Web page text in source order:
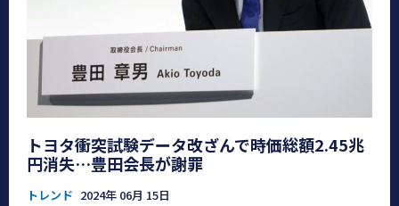
たが、ハイブリッド車の輸出のみ5.8％増加し、単
独で成長を見せた。これにより、該当車種の輸出
率が電気自動車の輸出量を上回ったといえる。一
応、2024年に大人気を集めているハイブリッドセ
ダン3種がある。 2024年型ヒュンダイ・ソナタハイ
ブリッドヒュンダイのファミリールックが新たに
は、国内外を問わず注目を浴びているモデルだ。
これまでのモデルは前面が「ナマズ」に似てると
いう意見が多かったが、2024年型は改善され、ヒ
トヨタ衝突試験データ改ざんで時価総額2.45兆
円消失…豊田会長が謝罪
トレンド 2024年 06月 15日